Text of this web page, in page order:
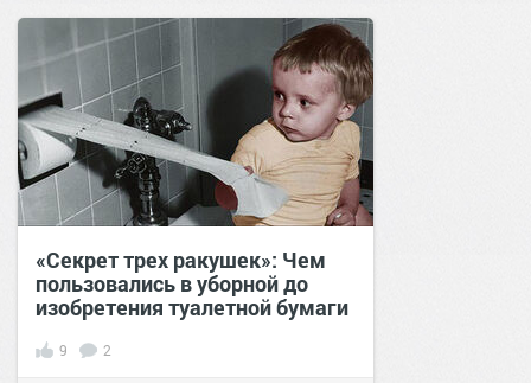
«Секрет трех ракушек»: Чем
пользовались в уборной до
изобретения туалетной бумаги
9 2